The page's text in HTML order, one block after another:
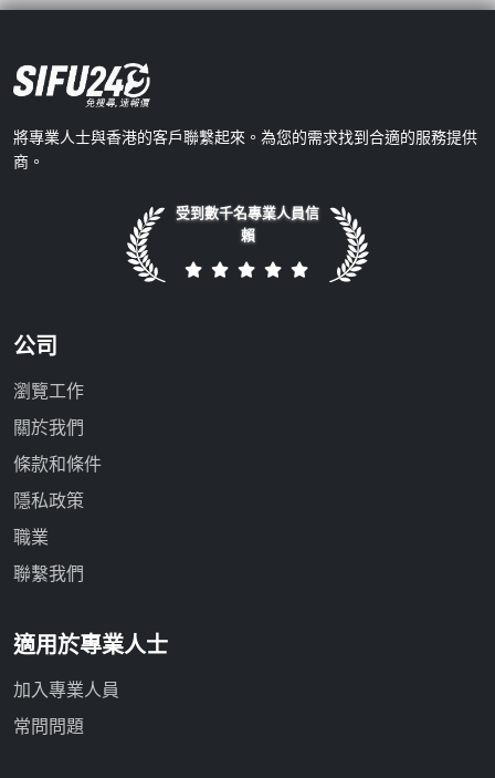
將專業人士與香港的客戶聯繫起來。為您的需求找到合適的服務提供
商。
受到數千名專業人員信
賴
公司
瀏覽工作
關於我們
條款和條件
隱私政策
職業
聯繫我們
適用於專業人士
加入專業人員
常問問題